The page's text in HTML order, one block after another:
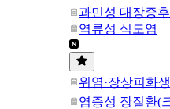
과민성 대장증
역류성 식도염
위염·장상피화생
염증성 장질환(